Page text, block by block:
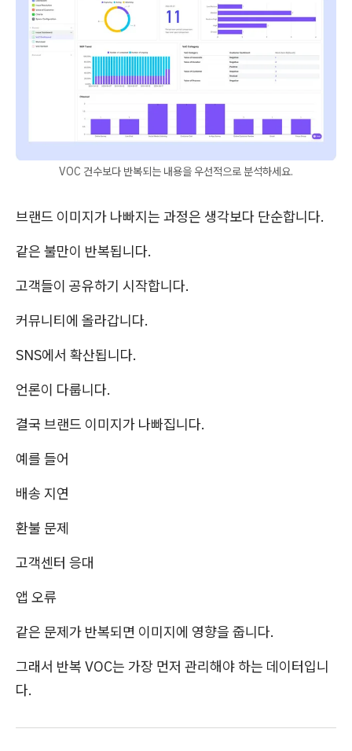
VOC 건수보다 반복되는 내용을 우선적으로 분석하세요.
브랜드 이미지가 나빠지는 과정은 생각보다 단순합니다.
같은 불만이 반복됩니다.
고객들이 공유하기 시작합니다.
커뮤니티에 올라갑니다.
SNS에서 확산됩니다.
언론이 다룹니다.
결국 브랜드 이미지가 나빠집니다.
예를 들어
배송 지연
환불 문제
고객센터 응대
앱 오류
같은 문제가 반복되면 이미지에 영향을 줍니다.
그래서 반복 VOC는 가장 먼저 관리해야 하는 데이터입니
다.